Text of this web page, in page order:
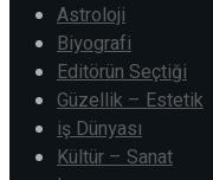
Astroloji
Biyografi
Editörün Seçtiği
Güzellik – Estetik
iş Dünyası
Kültür – Sanat